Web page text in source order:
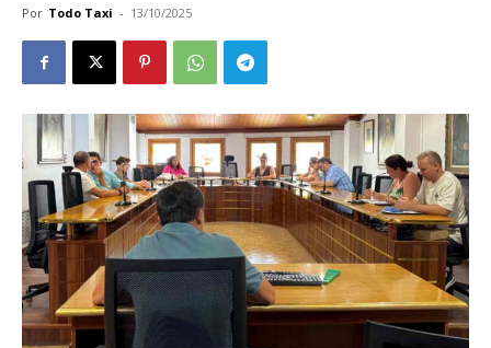
Por Todo Taxi - 13/10/2025